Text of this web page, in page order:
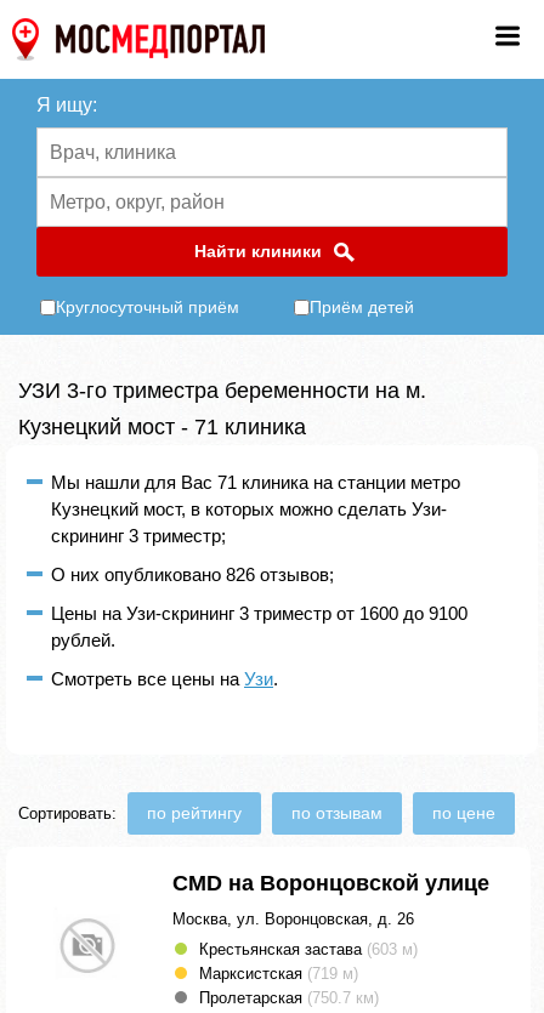
Я ищу:
Найти клиники
Круглосуточный приём Приём детей
УЗИ 3-го триместра беременности на м.
Кузнецкий мост - 71 клиника
Мы нашли для Вас 71 клиника на станции метро
Кузнецкий мост, в которых можно сделать Узи-
скрининг 3 триместр;
О них опубликовано 826 отзывов;
Цены на Узи-скрининг 3 триместр от 1600 до 9100
рублей.
Смотреть все цены на Узи.
Сортировать: по рейтингу по отзывам по цене
CMD на Воронцовской улице
Москва, ул. Воронцовская, д. 26
Крестьянская застава (603 м)
Марксистская (719 м)
Пролетарская (750.7 км)